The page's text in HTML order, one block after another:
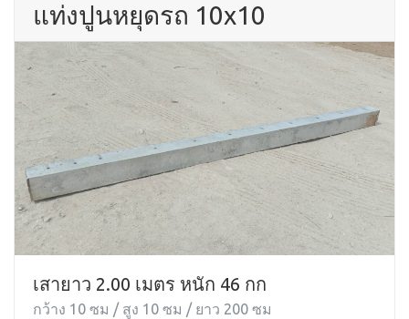
แท่งปูนหยุดรถ 10x10
เสายาว 2.00 เมตร หนัก 46 กก
กว้าง 10 ซม / สูง 10 ซม / ยาว 200 ซม